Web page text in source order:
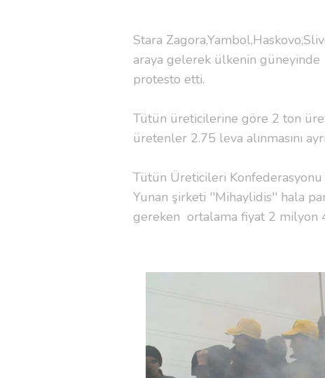
Stara
araya gelerek ülkenin
protesto etti.
Tütün üreticilerine göre 2 ton
üretenler 2.75 leva alınmasını
Tütün Üreticileri Konfederasyonu
Yunan şirketi ''Mihaylidis'' hala
gereken ortalama fiyat 2 milyon